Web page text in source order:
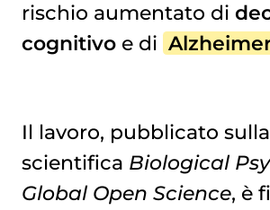
rischio aumentato di
cognitivoe di
Il lavoro, pubblicato
scientifica Biological
Global Open Science, è